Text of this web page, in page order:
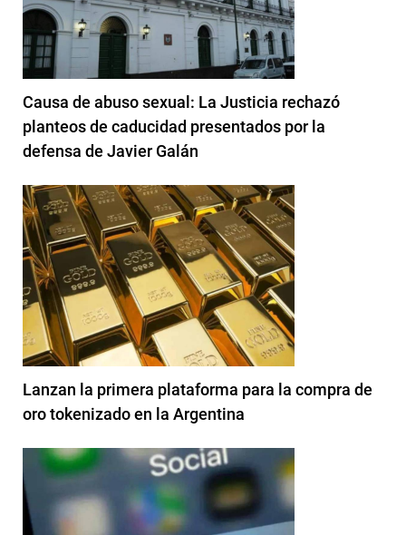
Causa de abuso sexual: La Justicia rechazó
planteos de caducidad presentados por la
defensa de Javier Galán
Lanzan la primera plataforma para la compra de
oro tokenizado en la Argentina